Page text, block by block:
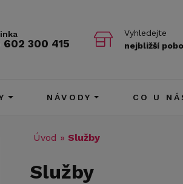
602 300 415
Vyhledejte
nejbližší
NÁVODY CO U
Úvod » Služby
Služby